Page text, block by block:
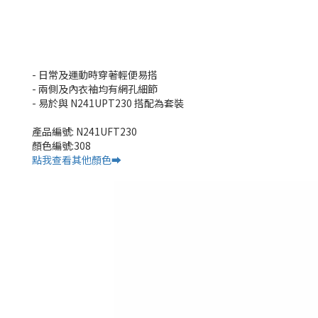
- 日常及運動時穿著輕便易搭
- 兩側及內衣袖均有網孔細節
- 易於與 N241UPT230 搭配為套裝
產品編號: N241UFT230
顏色編號:308
點我查看其他顏色➡️